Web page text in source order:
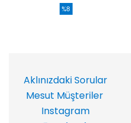
%8
Aklınızdaki Sorular
Mesut Müşteriler
Instagram